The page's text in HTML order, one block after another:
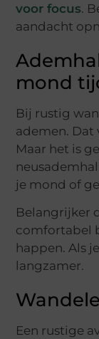
voor focus.
aandacht
mond
Bij rustig
ademen. Dat
Maar het is
je mond of
Belangrijker
comfortabel
happen. Als
langzamer.
Een rustige